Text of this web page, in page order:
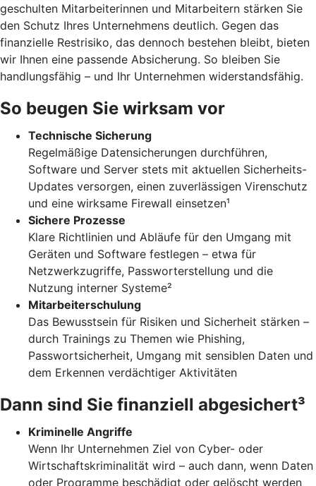
geschulten Mitarbeiterinnen und Mitarbeitern stärken Sie
den Schutz Ihres Unternehmens deutlich. Gegen das
finanzielle Restrisiko, das dennoch bestehen bleibt, bieten
wir Ihnen eine passende Absicherung. So bleiben Sie
handlungsfähig – und Ihr Unternehmen widerstandsfähig.
So beugen Sie wirksam vor
Technische Sicherung
Regelmäßige Datensicherungen durchführen,
Software und Server stets mit aktuellen Sicherheits-
Updates versorgen, einen zuverlässigen Virenschutz
und eine wirksame Firewall einsetzen¹
Sichere Prozesse
Klare Richtlinien und Abläufe für den Umgang mit
Geräten und Software festlegen – etwa für
Netzwerkzugriffe, Passworterstellung und die
Nutzung interner Systeme²
Mitarbeiterschulung
Das Bewusstsein für Risiken und Sicherheit stärken –
durch Trainings zu Themen wie Phishing,
Passwortsicherheit, Umgang mit sensiblen Daten und
dem Erkennen verdächtiger Aktivitäten
Dann sind Sie finanziell abgesichert³
Kriminelle Angriffe
Wenn Ihr Unternehmen Ziel von Cyber- oder
Wirtschaftskriminalität wird – auch dann, wenn Daten
oder Programme beschädigt oder gelöscht werden